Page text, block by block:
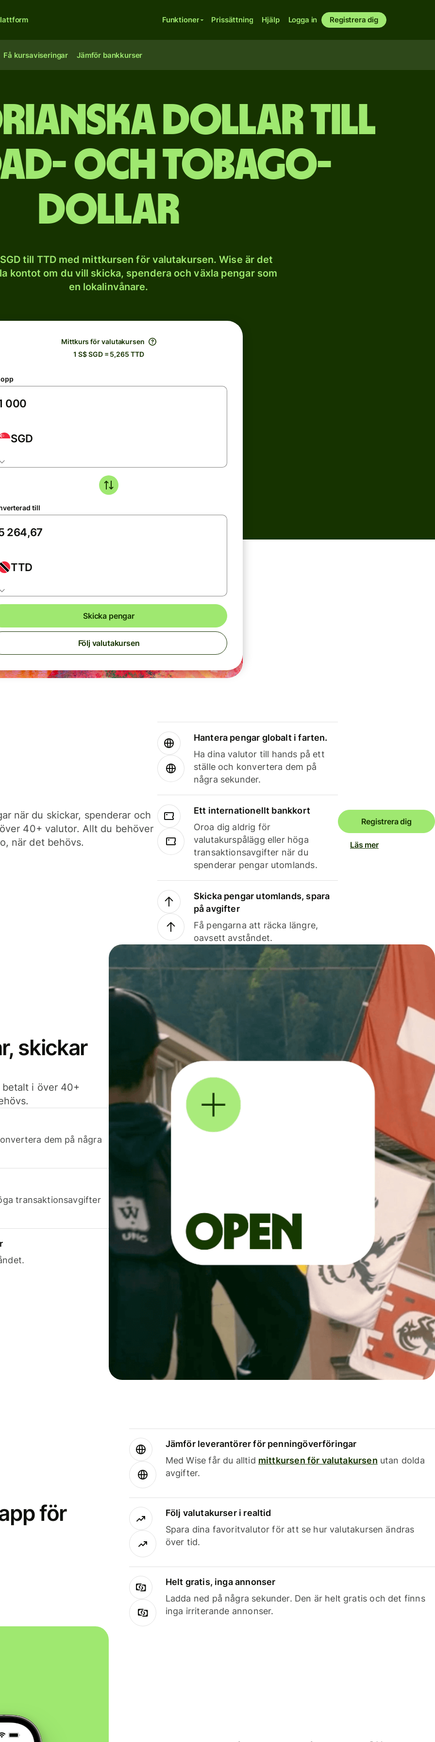
Funktioner Prissättning Hjälp Logga in Registrera dig
Få kursaviseringar Jämför bankkurser
dollar till
och Tobago-
dollar
till TTD med mittkursen för valutakursen. Wise är det
kontot om du vill skicka, spendera och växla pengar som
en lokalinvånare.
Mittkurs för valutakursen
1 S$ SGD = 5,265 TTD
SGD
till
TTD
Skicka pengar
Följ valutakursen
när du skickar, spenderar och
40+ valutor. Allt du behöver
när det behövs.
Hantera pengar globalt i farten.
Ha dina valutor till hands på ett
ställe och konvertera dem på
några sekunder.
Ett internationellt bankkort
Oroa dig aldrig för
valutakurspålägg eller höga
transaktionsavgifter när du
spenderar pengar utomlands.
Skicka pengar utomlands, spara
på avgifter
Få pengarna att räcka längre,
oavsett avståndet.
Registrera dig
Läs mer
skickar
betalt i över 40+
dem på några
transaktionsavgifter
för
Jämför leverantörer för penningöverföringar
Med Wise får du alltid mittkursen för valutakursen utan dolda
avgifter.
Följ valutakurser i realtid
Spara dina favoritvalutor för att se hur valutakursen ändras
över tid.
Helt gratis, inga annonser
Ladda ned på några sekunder. Den är helt gratis och det finns
inga irriterande annonser.